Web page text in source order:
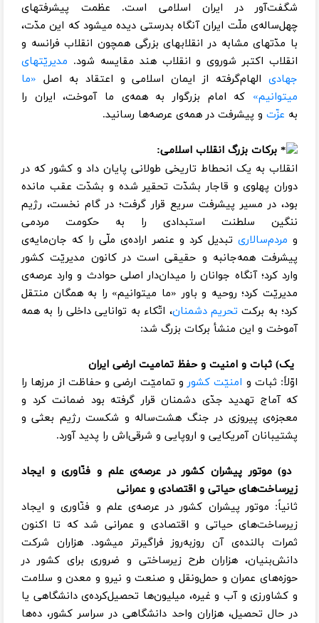
شگفت‌آور در ایران اسلامی است. عظمت پیشرفتهای
چهل‌ساله‌ی ملّت ایران آنگاه بدرستی دیده میشود که این مدّت،
با مدّتهای مشابه در انقلابهای بزرگی همچون انقلاب فرانسه و
انقلاب اکتبر شوروی و انقلاب هند مقایسه شود. مدیریّتهای
جهادی الهام‌گرفته از ایمان اسلامی و اعتقاد به اصل «ما
میتوانیم» که امام بزرگوار به همه‌ی ما آموخت، ایران را
به عزّت و پیشرفت در همه‌ی عرصه‌ها رسانید.
برکات بزرگ انقلاب اسلامی:
انقلاب به یک انحطاط تاریخی طولانی پایان داد و کشور که در
دوران پهلوی و قاجار بشدّت تحقیر شده و بشدّت عقب مانده
بود، در مسیر پیشرفت سریع قرار گرفت؛ در گام نخست، رژیم
ننگین سلطنت استبدادی را به حکومت مردمی
و مردم‌سالاری تبدیل کرد و عنصر اراده‌ی ملّی را که جان‌مایه‌‌ی
پیشرفت همه‌جانبه و حقیقی است در کانون مدیریّت کشور
وارد کرد؛ آنگاه جوانان را میدان‌دار اصلی حوادث و وارد عرصه‌ی
مدیریّت کرد؛ روحیه‌ و باور «ما میتوانیم» را به همگان منتقل
کرد؛ به برکت تحریم دشمنان،‌ اتّکاء به توانایی داخلی را به همه
آموخت و این منشأ برکات بزرگ شد:
یک) ثبات و امنیت و حفظ تمامیت ارضی ایران
اوّلاً: ثبات و امنیّت کشور و تمامیّت ارضی و حفاظت از مرزها را
که آماج تهدید جدّی دشمنان قرار گرفته بود ضمانت کرد و
معجزه‌ی پیروزی در جنگ هشت‌ساله و شکست رژیم بعثی و
پشتیبانان آمریکایی و اروپایی و شرقی‌اش را پدید ‌آورد.
دو) موتور پیشران کشور در عرصه‌ی علم و فنّاوری و ایجاد
زیرساخت‌های حیاتی و اقتصادی و عمرانی
ثانیاً: موتور پیشران کشور در عرصه‌ی علم و فنّاوری و ایجاد
زیرساخت‌های حیاتی و اقتصادی و عمرانی شد که تا اکنون
ثمرات بالنده‌ی آن روزبه‌روز فراگیرتر میشود. هزاران شرکت
دانش‌بنیان، هزاران طرح زیرساختی و ضروری برای کشور در
حوزه‌های عمران و حمل‌ونقل و صنعت و نیرو و معدن و سلامت
و کشاورزی و آب و غیره، میلیون‌ها تحصیل‌کرده‌ی دانشگاهی یا
در حال تحصیل، هزاران واحد دانشگاهی در سراسر کشور، ده‌ها